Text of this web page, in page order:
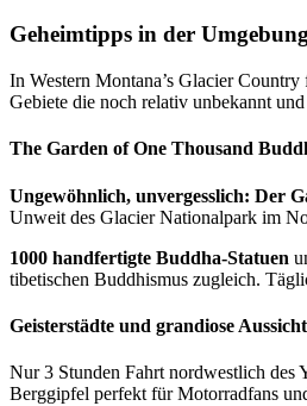
Geheimtipps in der
In Western Montana’s Glacier
Gebiete die noch relativ unbekannt
The Garden of One Thousand
Ungewöhnlich, unvergesslich: Der
Unweit des Glacier Nationalpark im
1000 handfertigte Buddha-Statuen
tibetischen Buddhismus zugleich.
Geisterstädte und grandiose
Nur 3 Stunden Fahrt nordwestlich des
Berggipfel perfekt für Motorradfans